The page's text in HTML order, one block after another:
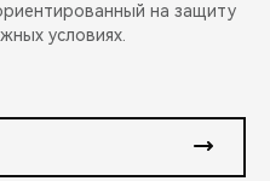
на защиту
условиях.